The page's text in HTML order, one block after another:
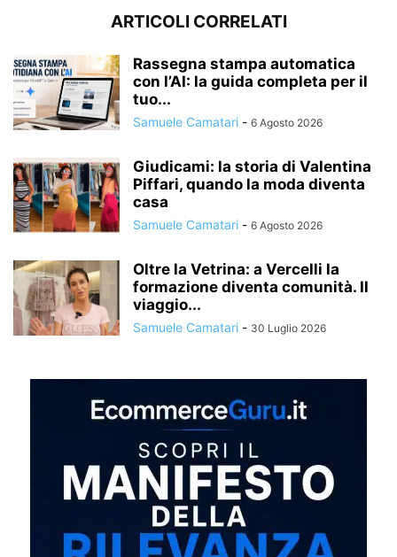
ARTICOLI CORRELATI
Rassegna stampa automatica
con l’AI: la guida completa per il
tuo...
Samuele Camatari - 6 Agosto 2026
Giudicami: la storia di Valentina
Piffari, quando la moda diventa
casa
Samuele Camatari - 6 Agosto 2026
Oltre la Vetrina: a Vercelli la
formazione diventa comunità. Il
viaggio...
Samuele Camatari - 30 Luglio 2026